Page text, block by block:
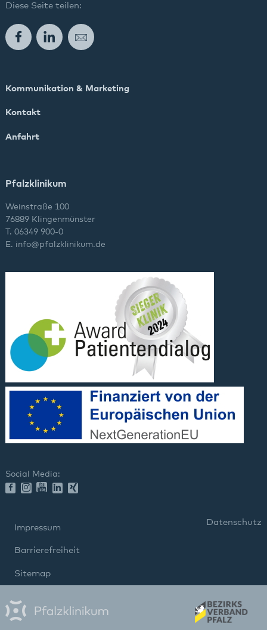
Diese Seite teilen:
FacebookLinkedInE-Mail
Kommunikation & Marketing
Kontakt
Anfahrt
Pfalzklinikum
Weinstraße 100
76889 Klingenmünster
T. 06349 900-0
E. info@pfalzklinikum.de
Social Media:
Impressum
Datenschutz
Barrierefreiheit
Sitemap